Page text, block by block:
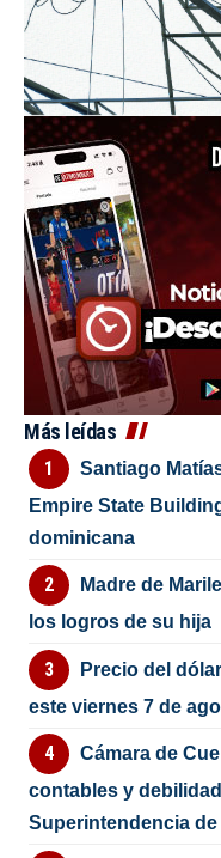
Más leídas
Santiago
Empire State
dominicana
Madre de
los logros de su hija
Precio del
este viernes 7 de
Cámara de
contables y
Superintendencia